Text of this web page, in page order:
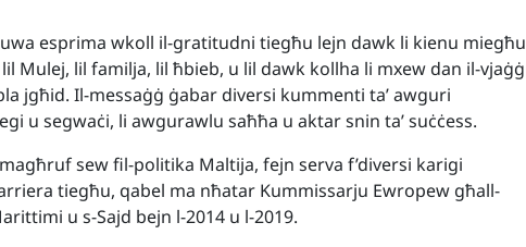
esprima wkoll il-gratitudni tiegħu lejn dawk li kienu miegħu
Mulej, lil familja, lil ħbieb, u lil dawk kollha li mxew dan il-vjaġġ
jgħid. Il-messaġġ ġabar diversi kummenti ta’ awguri
u segwaċi, li awgurawlu saħħa u aktar snin ta’ suċċess.
sew fil-politika Maltija, fejn serva f’diversi karigi
tiegħu, qabel ma nħatar Kummissarju Ewropew għall-
u s-Sajd bejn l-2014 u l-2019.